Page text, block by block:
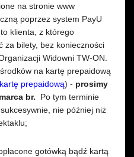
na stronie www
poprzez system PayU
klienta, z którego
za bilety, bez konieczności
Widowni TW-ON.
na kartę prepaidową
prepaidową) - prosimy
br. Po tym terminie
nie później niż
gotówką bądź kartą